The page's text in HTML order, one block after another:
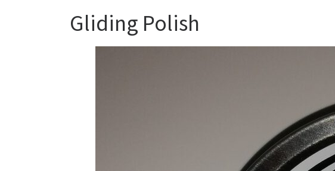
Gliding Polish